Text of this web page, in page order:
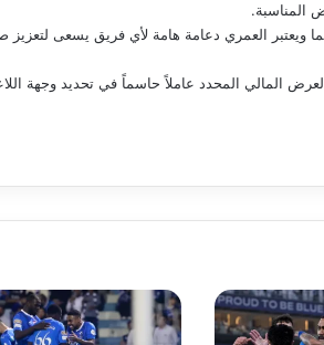
المناسبة.
ويعتبر العمري دعامة هامة لأي فريق يسعى لتعزيز
المالي المحدد عاملاً حاسماً في تحديد وجهة